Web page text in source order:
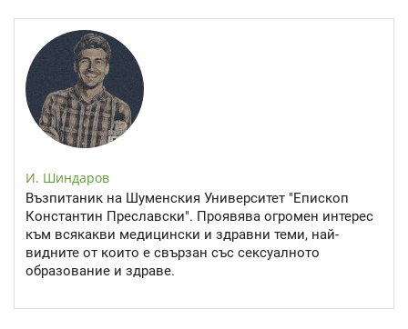
И. Шиндаров
Възпитаник на Шуменския Университет "Епископ
Константин Преславски". Проявява огромен интерес
към всякакви медицински и здравни теми, най-
видните от които е свързан със сексуалното
образование и здраве.